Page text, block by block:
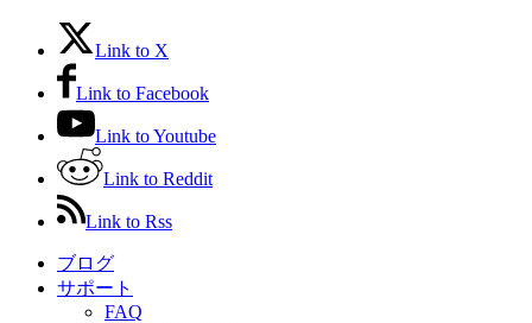
Link to X
Link to Facebook
Link to Youtube
Link to Reddit
Link to Rss
ブログ
サポート
FAQ